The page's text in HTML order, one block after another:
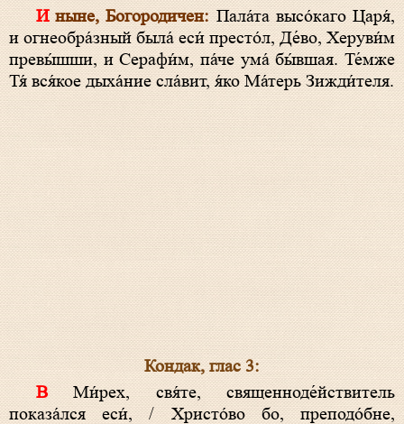
И ныне, Богородичен:Пала́та высо́каго Царя́,
и огнеобра́зный была́ еси́ престо́л, Де́во, Херуви́м
превы́шши, и Серафи́м, па́че ума́ бы́вшая. Те́мже
Тя́ вся́кое дыха́ние сла́вит, я́ко Ма́терь Зижди́теля.
Кондак, глас 3:
В Ми́рех, свя́те, священноде́йствитель
показа́лся еси́, / Христо́во бо, преподо́бне,